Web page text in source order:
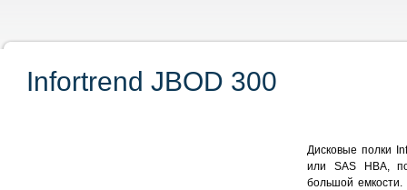
Infortrend JBOD 300
Дисковые полки
или SAS HBA,
большой